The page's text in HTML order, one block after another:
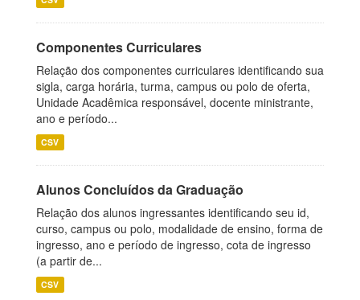
Componentes Curriculares
Relação dos componentes curriculares identificando sua
sigla, carga horária, turma, campus ou polo de oferta,
Unidade Acadêmica responsável, docente ministrante,
ano e período...
CSV
Alunos Concluídos da Graduação
Relação dos alunos ingressantes identificando seu id,
curso, campus ou polo, modalidade de ensino, forma de
ingresso, ano e período de ingresso, cota de ingresso
(a partir de...
CSV